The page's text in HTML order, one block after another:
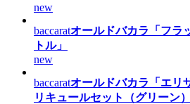
new
baccaratオールドバカラ「フラ
トル」
new
baccaratオールドバカラ「エリ
リキュールセット（グリーン）